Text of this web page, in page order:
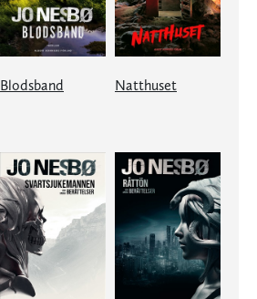
Blodsband Natthuset